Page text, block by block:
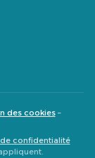
des cookies–
confidentialité